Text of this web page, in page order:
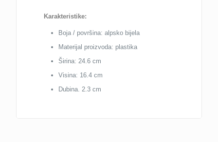
Karakteristike:
Boja / površina: alpsko bijela
Materijal proizvoda: plastika
Širina: 24.6 cm
Visina: 16.4 cm
Dubina. 2.3 cm